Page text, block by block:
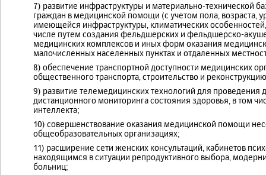
7) развитие инфраструктуры и материально-технической
граждан в медицинской помощи (с учетом пола, возраста,
имеющейся инфраструктуры, климатических
числе путем создания фельдшерских и фельдшерско-
медицинских комплексов и иных форм оказания
малочисленных населенных пунктах и отдаленных
8) обеспечение транспортной доступности медицинских
общественного транспорта, строительство и
9) развитие телемедицинских технологий для проведения
дистанционного мониторинга состояния здоровья, в том
интеллекта;
10) совершенствование оказания медицинской помощи
общеобразовательных организациях;
11) расширение сети женских консультаций, кабинетов
находящимся в ситуации репродуктивного выбора,
больниц;